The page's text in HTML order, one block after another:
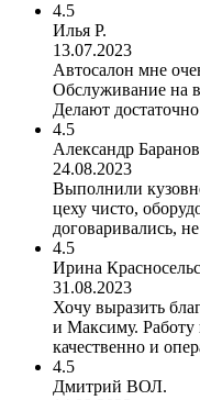
4.5
Илья Р.
13.07.2023
Автосалон мне
Обслуживание на
Делают
4.5
Александр Баранов
24.08.2023
Выполнили
цеху чисто,
договаривались,
4.5
Ирина
31.08.2023
Хочу выразить
и Максиму.
качественно и
4.5
Дмитрий ВОЛ.